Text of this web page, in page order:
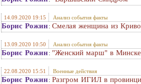
14.09.2020 19:15 Анализ события факты
Борис Рожин: Смелая женщина из
13.09.2020 10:50 Анализ события факты
Борис Рожин: "Женский марш" в Минске
22.08.2020 15:51 Военные действия
Борис Рожин: Разгром ИГИЛ в